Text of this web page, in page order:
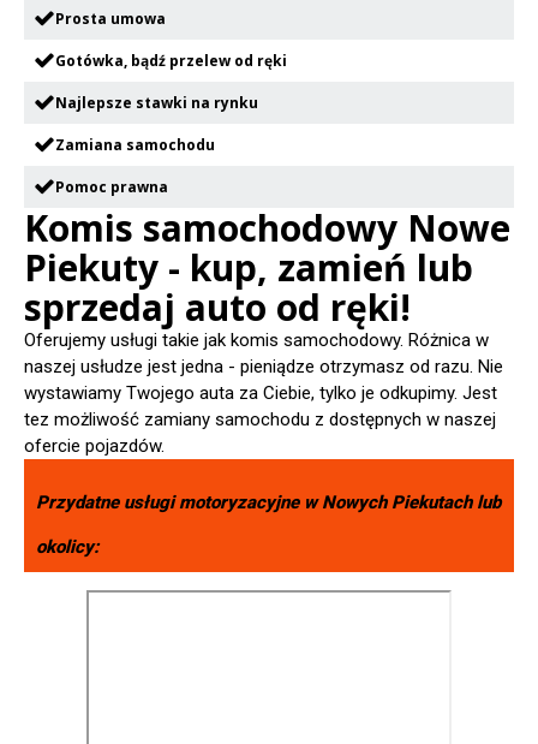
Prosta umowa
Gotówka, bądź przelew od ręki
Najlepsze stawki na rynku
Zamiana samochodu
Pomoc prawna
Komis samochodowy Nowe
Piekuty - kup, zamień lub
sprzedaj auto od ręki!
Oferujemy usługi takie jak komis samochodowy. Różnica w
naszej usłudze jest jedna - pieniądze otrzymasz od razu. Nie
wystawiamy Twojego auta za Ciebie, tylko je odkupimy. Jest
tez możliwość zamiany samochodu z dostępnych w naszej
ofercie pojazdów.
Przydatne usługi motoryzacyjne wNowych Piekutachlub
okolicy: